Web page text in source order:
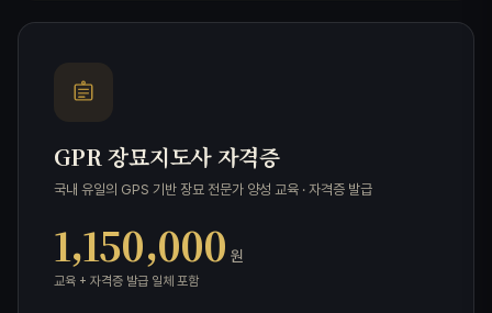
GPR 장묘지도사 자격증
국내 유일의 GPS 기반 장묘 전문가 양성 교육 · 자격증 발급
1,150,000 원
교육 + 자격증 발급 일체 포함